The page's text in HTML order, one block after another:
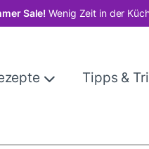
Sale! Wenig Zeit in der
Tipps &